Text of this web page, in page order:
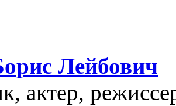
Лейбович
актер,